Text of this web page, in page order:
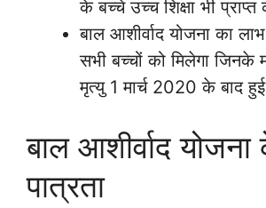
के बच्चे उच्च शिक्षा भी
बाल आशीर्वाद योजना का
सभी बच्चों को मिलेगा जिनके
मृत्यु 1 मार्च 2020 के बाद
बाल आशीर्वाद
पात्रता